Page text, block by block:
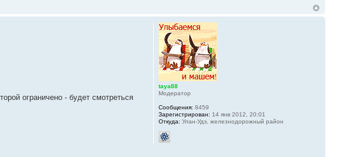
ограничено - будет смотреться
taya88
Модератор
Сообщения: 8459
Зарегистрирован: 14 янв 2012, 20:01
Откуда: Улан-Удэ, железнодорожный район